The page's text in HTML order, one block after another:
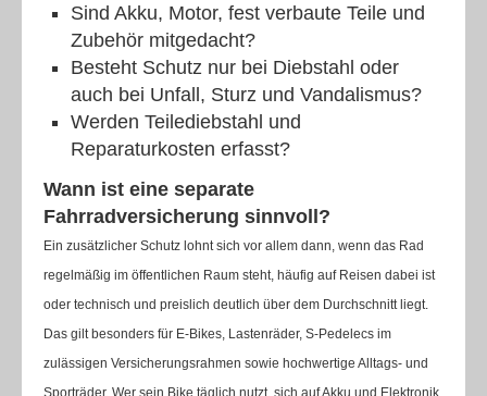
Sind Akku, Motor, fest verbaute Teile und
Zubehör mitgedacht?
Besteht Schutz nur bei Diebstahl oder
auch bei Unfall, Sturz und Vandalismus?
Werden Teilediebstahl und
Reparaturkosten erfasst?
Wann ist eine separate
Fahrradversicherung sinnvoll?
Ein zusätzlicher Schutz lohnt sich vor allem dann, wenn das Rad
regelmäßig im öffentlichen Raum steht, häufig auf Reisen dabei ist
oder technisch und preislich deutlich über dem Durchschnitt liegt.
Das gilt besonders für E-Bikes, Lastenräder, S-Pedelecs im
zulässigen Versicherungsrahmen sowie hochwertige Alltags- und
Sporträder. Wer sein Bike täglich nutzt, sich auf Akku und Elektronik